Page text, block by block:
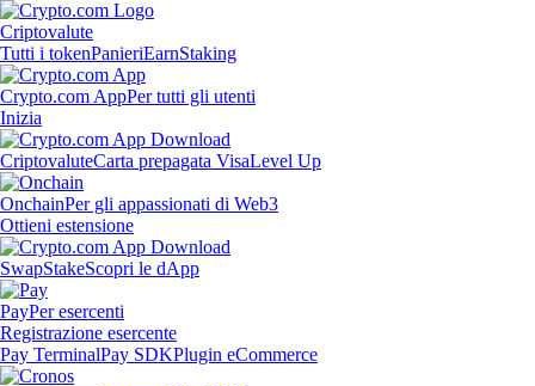
Criptovalute
Tutti i tokenPanieriEarnStaking
Crypto.com AppPer tutti gli utenti
Inizia
CriptovaluteCarta prepagata VisaLevel Up
OnchainPer gli appassionati di Web3
Ottieni estensione
SwapStakeScopri le dApp
PayPer esercenti
Registrazione esercente
Pay TerminalPay SDKPlugin eCommerce